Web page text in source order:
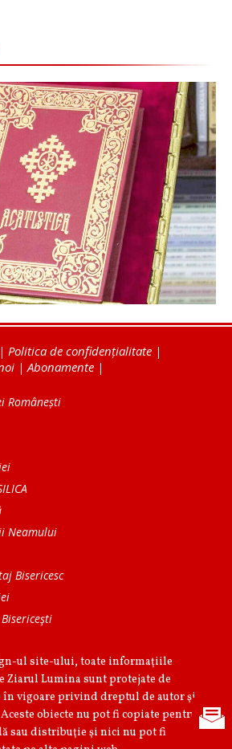
| Politica de confidențialitate |
| Abonamente |
Românești
Neamului
Bisericesc
ul site-ului, toate informaţiile
Ziarul Lumina sunt protejate de
vigoare privind dreptul de autor şi
obiecte nu pot fi copiate pentru
sau distribuţie şi nici nu pot fi